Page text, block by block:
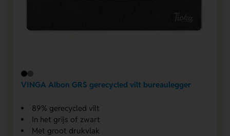
VINGA Albon GRS gerecycled vilt bureaulegger
89% gerecycled vilt
In het grijs of zwart
Met groot drukvlak